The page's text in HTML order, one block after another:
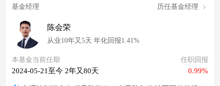
基金经理 历任基金经理
陈会荣
从业10年又5天 年化回报1.41%
本基金当前任期
2024-05-21至今 2年又80天
任职回报
0.99%